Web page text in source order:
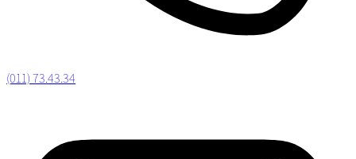
(011) 73.43.34